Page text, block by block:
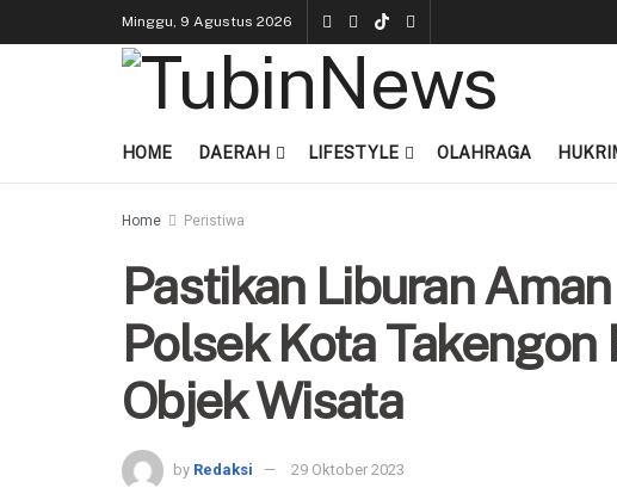
Minggu, 9 Agustus 2026
HOME DAERAH LIFESTYLE OLAHRAGA
Home Peristiwa
Pastikan Liburan
Polsek Kota Takengon
Objek Wisata
by Redaksi 29 Oktober 2023